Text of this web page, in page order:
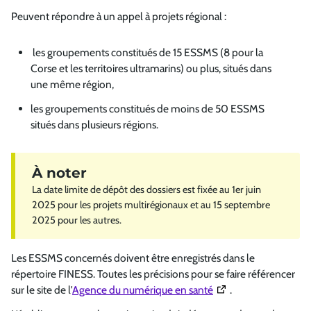
Peuvent répondre à un appel à projets régional :
les groupements constitués de 15 ESSMS (8 pour la
Corse et les territoires ultramarins) ou plus, situés dans
une même région,
les groupements constitués de moins de 50 ESSMS
situés dans plusieurs régions.
La date limite de dépôt des dossiers est fixée au 1er juin
2025 pour les projets multirégionaux et au 15 septembre
2025 pour les autres.
Les ESSMS concernés doivent être enregistrés dans le
répertoire FINESS. Toutes les précisions pour se faire référencer
sur le site de l'Agence du numérique en santé(Ouverture dans une
.